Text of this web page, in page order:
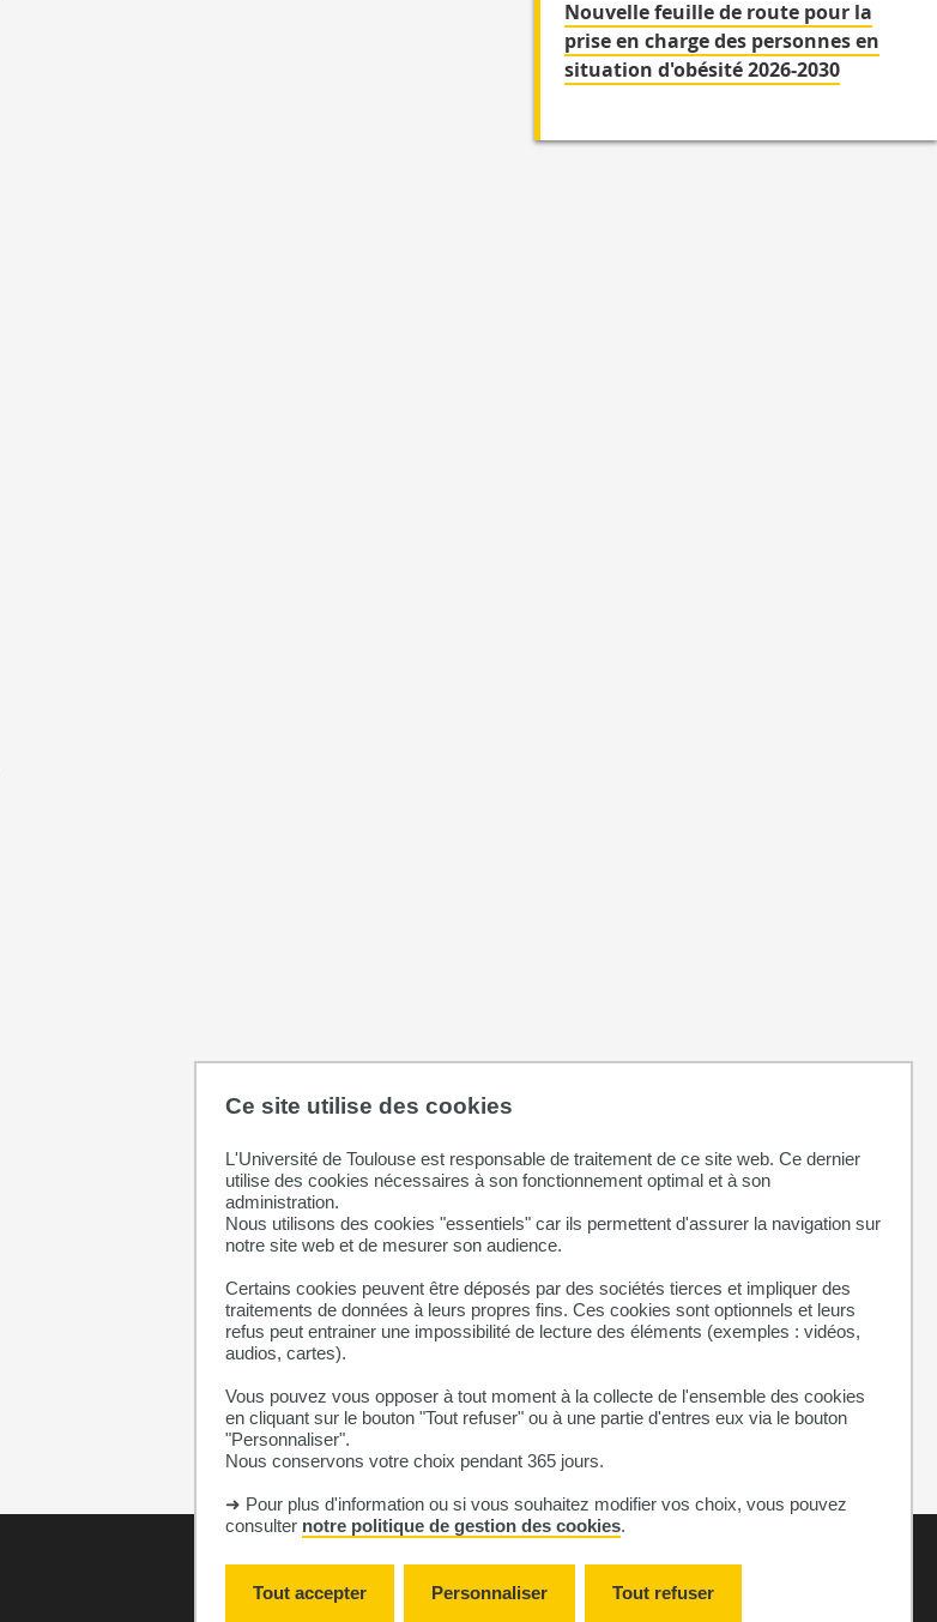
Ce site utilise des cookies
L'Université de Toulouse est responsable de traitement de ce site web. Ce dernier
utilise des cookies nécessaires à son fonctionnement optimal et à son
administration.
Nous utilisons des cookies "essentiels" car ils permettent d'assurer la navigation sur
notre site web et de mesurer son audience.
Certains cookies peuvent être déposés par des sociétés tierces et impliquer des
traitements de données à leurs propres fins. Ces cookies sont optionnels et leurs
refus peut entrainer une impossibilité de lecture des éléments (exemples : vidéos,
audios, cartes).
Vous pouvez vous opposer à tout moment à la collecte de l'ensemble des cookies
en cliquant sur le bouton "Tout refuser" ou à une partie d'entres eux via le bouton
"Personnaliser".
Nous conservons votre choix pendant 365 jours.
➜ Pour plus d'information ou si vous souhaitez modifier vos choix, vous pouvez
consulter notre politique de gestion des cookies.
Tout accepter Tout refuser
Personnaliser
Nouvelle feuille de route pour la
prise en charge des personnes en
situation d'obésité 2026-2030
Plan du site
Mentions légales
Accessibilité : non-conforme Cookies